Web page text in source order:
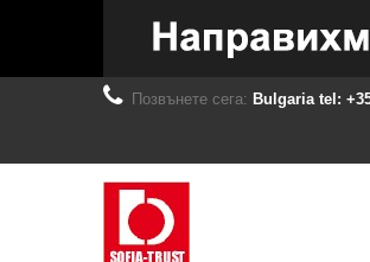
Позвънете сега: Bulgaria tel: